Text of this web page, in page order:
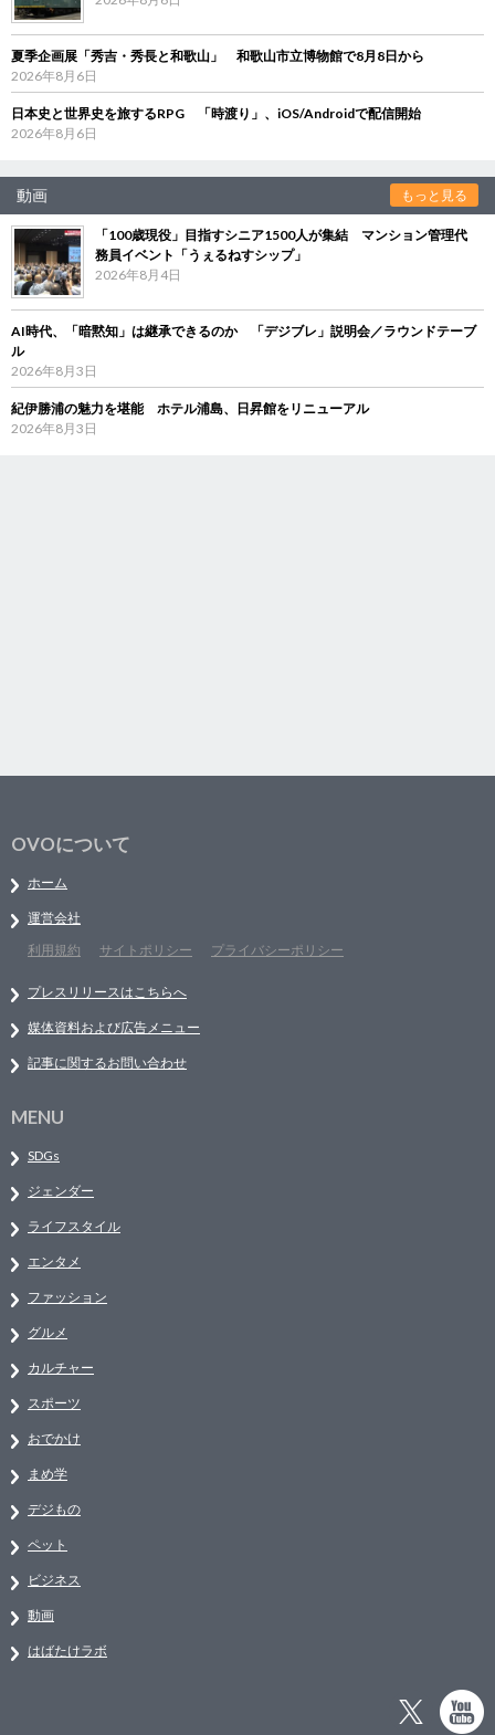
夏季企画展「秀吉・秀長と和歌山」 和歌山市立博物館で8月8日から
2026年8月6日
日本史と世界史を旅するRPG 「時渡り」、iOS/Androidで配信開始
2026年8月6日
動画 もっと見る
「100歳現役」目指すシニア1500人が集結 マンション管理代
務員イベント「うぇるねすシップ」
2026年8月4日
AI時代、「暗黙知」は継承できるのか 「デジブレ」説明会／ラウンドテーブ
ル
2026年8月3日
紀伊勝浦の魅力を堪能 ホテル浦島、日昇館をリニューアル
2026年8月3日
OVOについて
ホーム
運営会社
利用規約
サイトポリシー プライバシーポリシー
プレスリリースはこちらへ
媒体資料および広告メニュー
記事に関するお問い合わせ
MENU
SDGs
ジェンダー
ライフスタイル
エンタメ
ファッション
グルメ
カルチャー
スポーツ
おでかけ
まめ学
デジもの
ペット
ビジネス
動画
はばたけラボ